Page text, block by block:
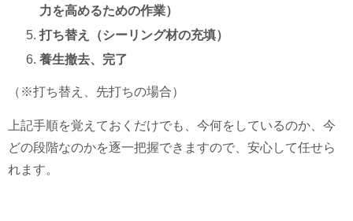
力を高めるための作業）
打ち替え（シーリング材の充填）
養生撤去、完了
（※打ち替え、先打ちの場合）
上記手順を覚えておくだけでも、今何をしているのか、今
どの段階なのかを逐一把握できますので、安心して任せら
れます。